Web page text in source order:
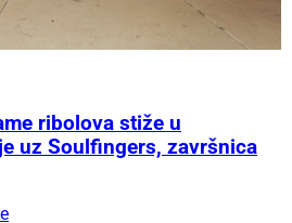
ribolova stiže u
uz Soulfingers, završnica